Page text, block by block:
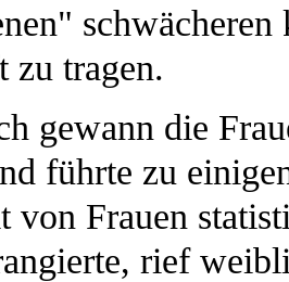
zu tragen.
gewann die
führte zu
von Frauen
rief